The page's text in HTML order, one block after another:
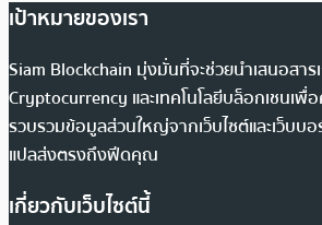
เป้าหมายของเรา
Siam Blockchain มุ่งมั่นที่จะช่วยนำเสนอสาร
Cryptocurrency และเทคโนโลยีบล็อกเชนเพื่
รวบรวมข้อมูลส่วนใหญ่จากเว็บไซต์และเว็บบอ
แปลส่งตรงถึงฟีดคุณ
เกี่ยวกับเว็บไซต์นี้